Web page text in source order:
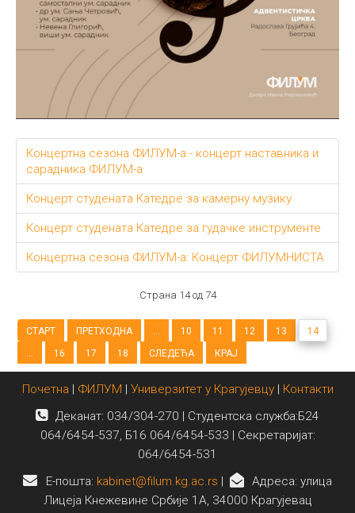
Концертна сезона ФИЛУМ-а - концерт наставника и
сарадника ФИЛУМ-а
Концерт студената Катедре за камерну музику
Концерт студената Катедре за гудачке инструменте
Концертна сезонa ФИЛУМ-а: Концерт ФИЛУМНИСТА
Страна 14 од 74
СТАРТ ПРЕТХОДНА ... 10 11 12 13
14
...
16 17 18 СЛЕДЕЋА КРАЈ
Почетна ФИЛУМ Универзитет у Крагујевцу| Контакти
Деканат: 034/304-270 | Студентска служба:Б24
064/6454-537, Б16 064/6454-533 | Секретаријат:
064/6454-531
E-пошта: kabinet@filum.kg.ac.rs
Адреса: улица
Лицеја Кнежевине Србије 1А, 34000 Крагујевац